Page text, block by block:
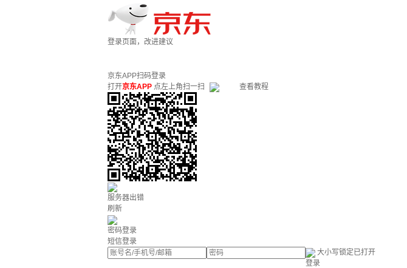
登录页面，改进建议
京东APP扫码登录
打开京东APP 点左上角扫一扫 查看教程
服务器出错
刷新
密码登录
短信登录
大小写锁定已打开
登录